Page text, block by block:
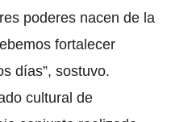
poderes nacen de la
fortalecer
días”, sostuvo.
cultural de